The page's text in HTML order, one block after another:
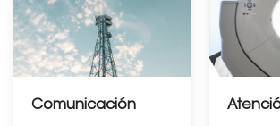
Comunicación